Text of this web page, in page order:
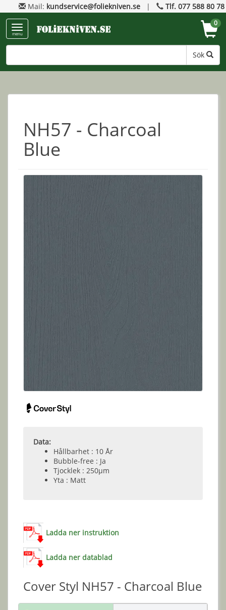
Mail: kundservice@foliekniven.se | Tlf. 077 588 80 78
menu
Sök
0
NH57 - Charcoal
Blue
Data:
Hållbarhet : 10 År
Bubble-free : Ja
Tjocklek : 250µm
Yta : Matt
Ladda ner instruktion
Ladda ner datablad
Cover Styl NH57 - Charcoal Blue